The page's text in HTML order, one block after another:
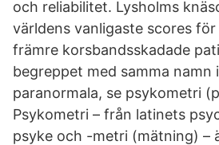
och reliabilitet. Lysholms
världens vanligaste scores
främre korsbandsskadade
begreppet med samma namn
paranormala, se psykometri
Psykometri – från latinets
psyke och -metri (mätning) –